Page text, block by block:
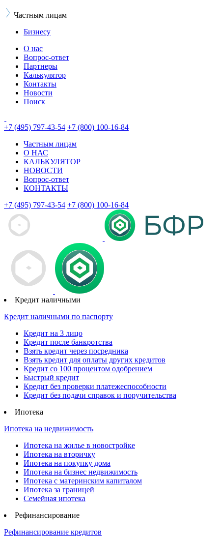
Частным лицам
Бизнесу
О нас
Вопрос-ответ
Партнеры
Калькулятор
Контакты
Новости
Поиск
+7 (495) 797-43-54 +7 (800) 100-16-84
Частным лицам
О НАС
КАЛЬКУЛЯТОР
НОВОСТИ
Вопрос-ответ
КОНТАКТЫ
+7 (495) 797-43-54 +7 (800) 100-16-84
Кредит наличными
Кредит наличными по паспорту
Кредит на 3 лицо
Кредит после банкротства
Взять кредит через посредника
Взять кредит для оплаты других кредитов
Кредит со 100 процентом одобрением
Быстрый кредит
Кредит без проверки платежеспособности
Кредит без подачи справок и поручительства
Ипотека
Ипотека на недвижимость
Ипотека на жилье в новостройке
Ипотека на вторичку
Ипотека на покупку дома
Ипотека на бизнес недвижимость
Ипотека с материнским капиталом
Ипотека за границей
Семейная ипотека
Рефинансирование
Рефинансирование кредитов